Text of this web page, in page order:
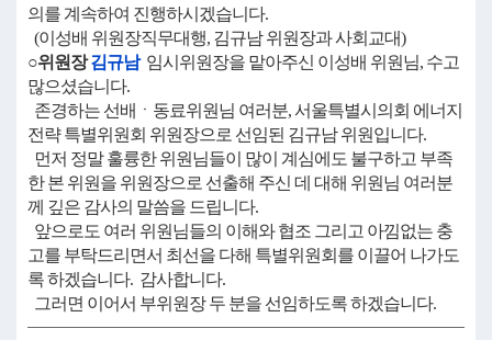
의를 계속하여 진행하시겠습니다.
(이성배 위원장직무대행, 김규남 위원장과 사회교대)
○위원장김규남임시위원장을 맡아주신 이성배 위원님, 수고
많으셨습니다.
존경하는 선배ㆍ동료위원님 여러분, 서울특별시의회 에너지
전략 특별위원회 위원장으로 선임된 김규남 위원입니다.
먼저 정말 훌륭한 위원님들이 많이 계심에도 불구하고 부족
한 본 위원을 위원장으로 선출해 주신 데 대해 위원님 여러분
께 깊은 감사의 말씀을 드립니다.
앞으로도 여러 위원님들의 이해와 협조 그리고 아낌없는 충
고를 부탁드리면서 최선을 다해 특별위원회를 이끌어 나가도
록 하겠습니다. 감사합니다.
그러면 이어서 부위원장 두 분을 선임하도록 하겠습니다.